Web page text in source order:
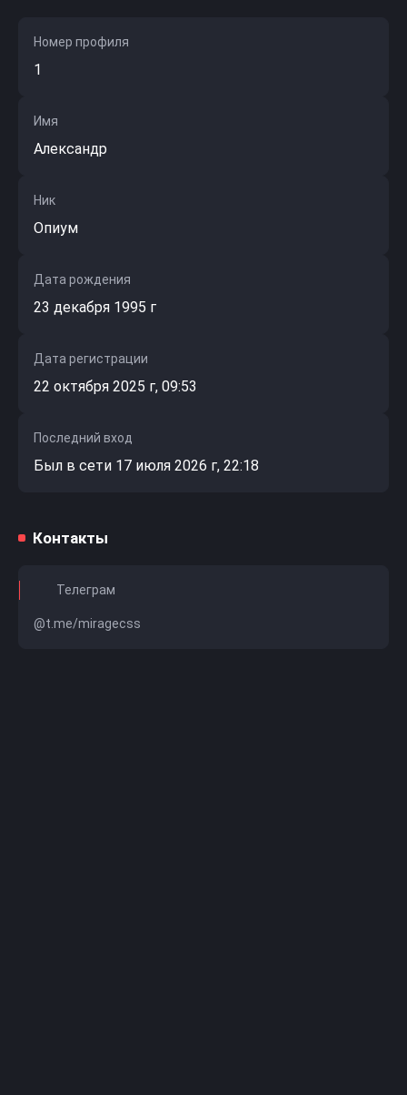
Номер профиля
1
Имя
Александр
Ник
Опиум
Дата рождения
23 декабря 1995 г
Дата регистрации
22 октября 2025 г, 09:53
Последний вход
Был в сети 17 июля 2026 г, 22:18
Контакты
Телеграм
@t.me/miragecss